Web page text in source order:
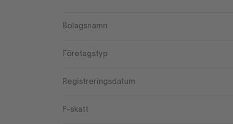
Bolagsnamn
Företagstyp
Registreringsdatum
F-skatt